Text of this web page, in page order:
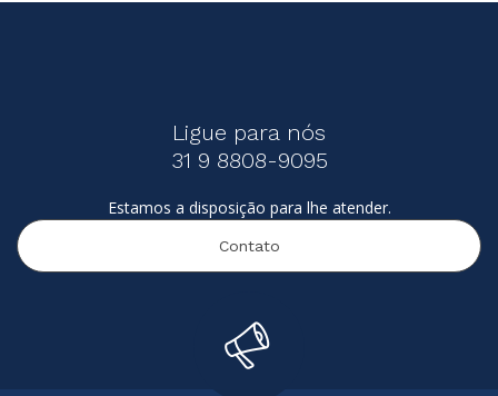
Ligue para nós
31 9 8808-9095
Estamos a disposição para lhe atender.
Contato